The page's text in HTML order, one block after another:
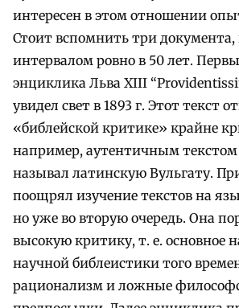
интересен в этом отношении
Стоит вспомнить три
интервалом ровно в 50 лет.
энциклика Льва XIII
увидел свет в 1893 г. Этот текст
«библейской критике» крайне
например, аутентичным
называл латинскую Вульгату.
поощрял изучение текстов на
но уже во вторую очередь. Она
высокую критику, т. е. основное
научной библеистики того
рационализм и ложные